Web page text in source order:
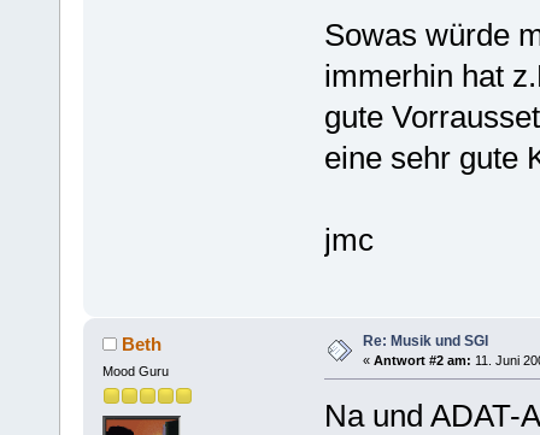
Sowas würde
immerhin hat
gute
eine sehr gute
jmc
Beth
Mood Guru
Re: Musik und SGI
« Antwort #2 am: 11. Juni
Na und ADAT-